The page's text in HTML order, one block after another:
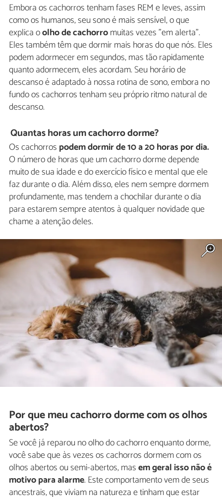
Embora os cachorros tenham fases REM e leves, assim
como os humanos, seu sono é mais sensível, o que
explica oolho de cachorromuitas vezes "em alerta".
Eles também têm que dormir mais horas do que nós. Eles
podem adormecer em segundos, mas tão rapidamente
quanto adormecem, eles acordam. Seu horário de
descanso é adaptado à nossa rotina de sono, embora no
fundo os cachorros tenham seu próprio ritmo natural de
descanso.
Quantas horas um cachorro dorme?
Os cachorros podem dormir de 10 a 20 horas por dia.
O número de horas que um cachorro dorme depende
muito de sua idade e do exercício físico e mental que ele
faz durante o dia. Além disso, eles nem sempre dormem
profundamente, mas tendem a chochilar durante o dia
para estarem sempre atentos à qualquer novidade que
chame a atenção deles.
Por que meu cachorro dorme com os olhos
abertos?
Se você já reparou no olho do cachorro enquanto dorme,
você sabe que às vezes os cachorros dormem com os
olhos abertos ou semi-abertos, masem geral isso não é
motivo para alarme. Este comportamento vem de seus
ancestrais, que viviam na natureza e tinham que estar